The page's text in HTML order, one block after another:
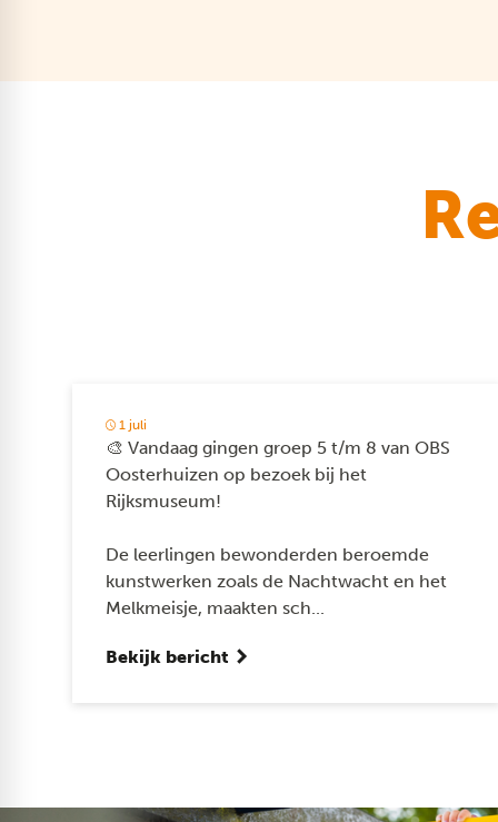
1 juli
🎨 Vandaag gingen groep 5 t/m 8 van OBS
Oosterhuizen op bezoek bij het
Rijksmuseum!
De leerlingen bewonderden beroemde
kunstwerken zoals de Nachtwacht en het
Melkmeisje, maakten sch...
Bekijk bericht